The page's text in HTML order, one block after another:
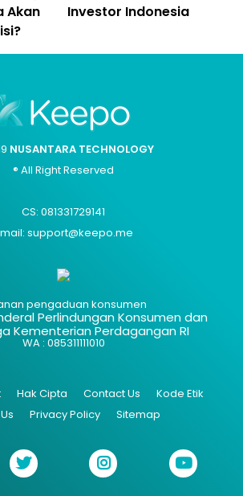
Akan
Investor Indonesia
NUSANTARA TECHNOLOGY
® All Right Reserved
CS: 081331729141
support@keepo.me
pengaduan konsumen
Perlindungan Konsumen dan
Kementerian Perdagangan RI
WA : 085311111010
Hak Cipta Contact Us
Kode Etik
Privacy Policy Sitemap